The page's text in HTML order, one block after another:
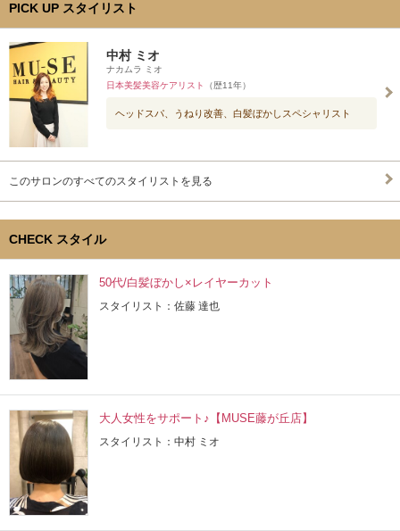
PICK UP スタイリスト
中村 ミオ
ナカムラ ミオ
日本美髪美容ケアリスト
（歴11年）
ヘッドスパ、うねり改善、白髪ぼかしスペシャリスト
このサロンのすべてのスタイリストを見る
CHECK スタイル
50代/白髪ぼかし×レイヤーカット
スタイリスト：佐藤 達也
大人女性をサポート♪【MUSE藤が丘店】
スタイリスト：中村 ミオ